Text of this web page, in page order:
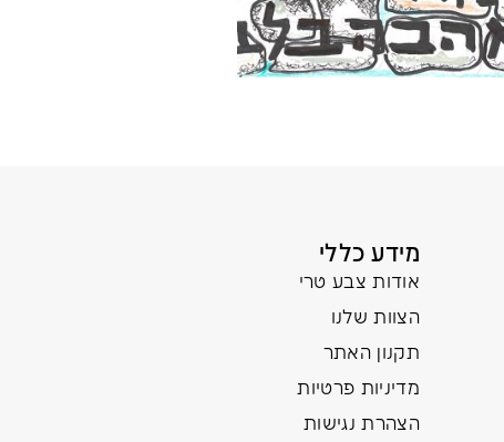
מידע כללי
אודות צבע טרי
הצוות שלנו
תקנון האתר
מדיניות פרטיות
הצהרת נגישות